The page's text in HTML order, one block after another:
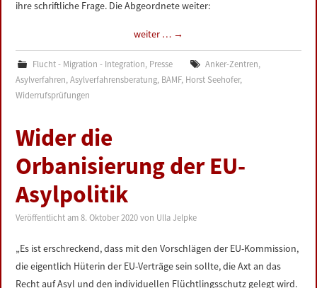
ihre schriftliche Frage. Die Abgeordnete weiter:
weiter … →
Flucht - Migration - Integration, Presse Anker-Zentren,
Asylverfahren,Asylverfahrensberatung, BAMF, Horst Seehofer,
Widerrufsprüfungen
Wider die
Orbanisierung der EU-
Asylpolitik
Veröffentlicht am8. Oktober 2020 von Ulla Jelpke
„Es ist erschreckend, dass mit den Vorschlägen der EU-Kommission,
die eigentlich Hüterin der EU-Verträge sein sollte, die Axt an das
Recht auf Asyl und den individuellen Flüchtlingsschutz gelegt wird.